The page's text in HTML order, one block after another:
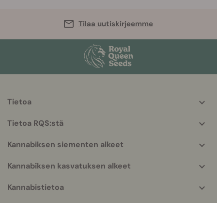
Tilaa uutiskirjeemme
More
info
Tietoa
Tietoa RQS:stä
Kannabiksen siementen alkeet
Kannabiksen kasvatuksen alkeet
Kannabistietoa